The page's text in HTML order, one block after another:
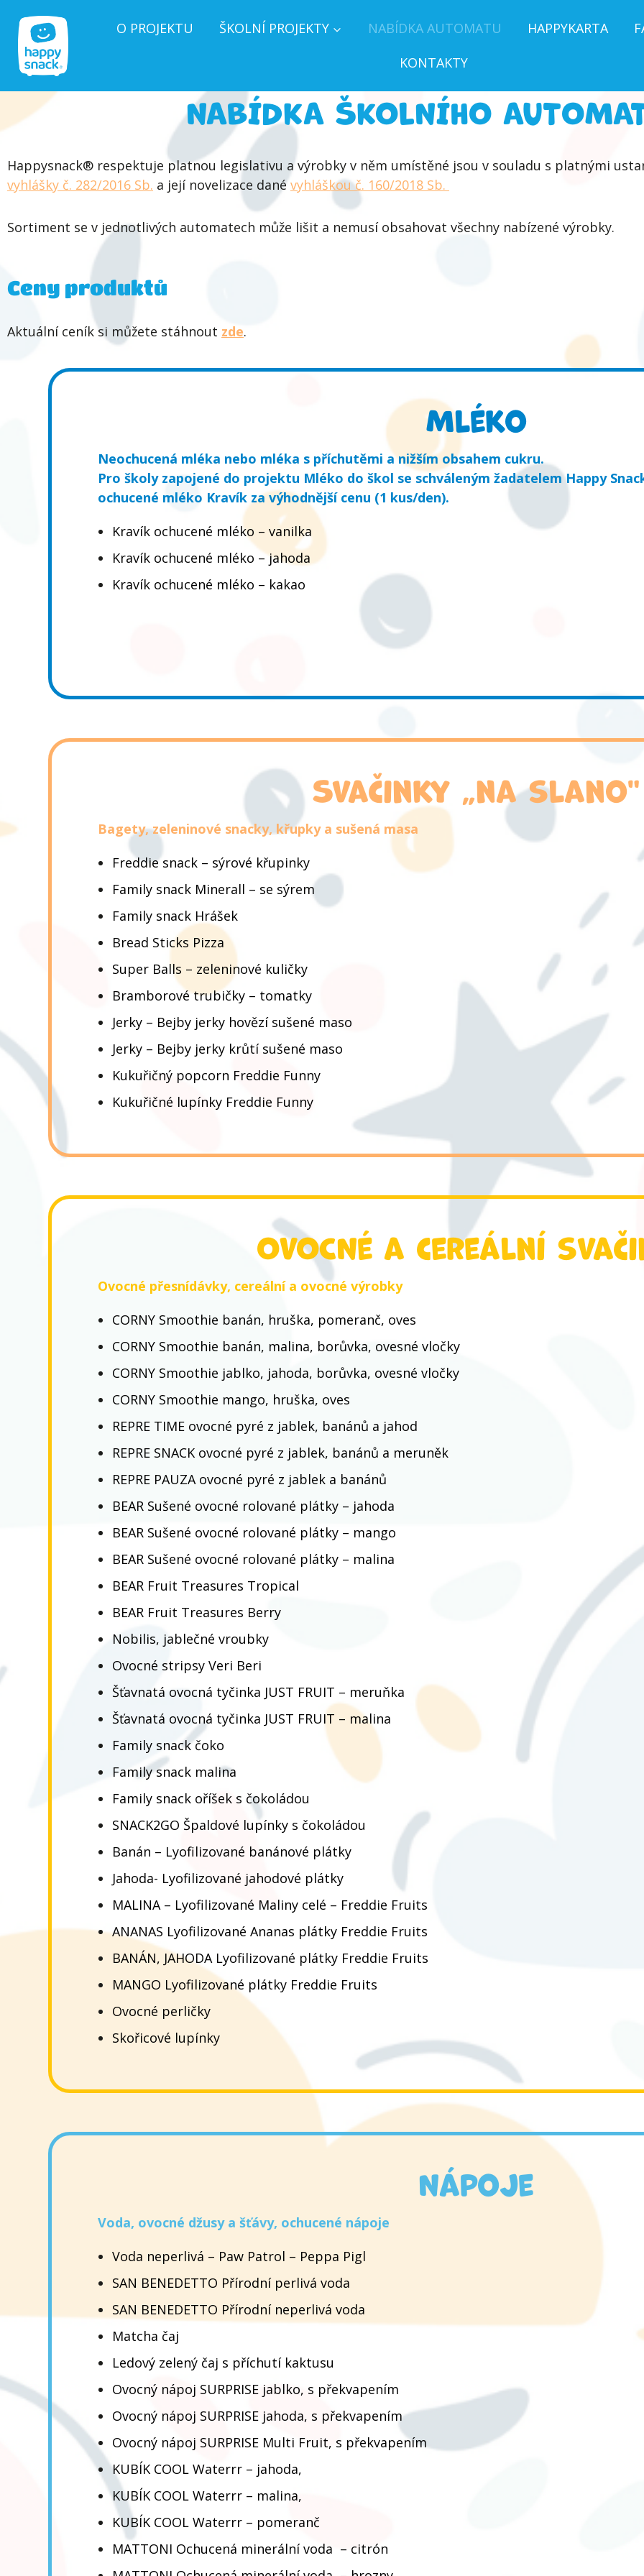
O PROJEKTU ŠKOLNÍ PROJEKTY NABÍDKA AUTOMATU HAPPYKARTA
KONTAKTY
NABÍDKA ŠKOLNÍHO
Happysnack® respektuje platnou legislativu a výrobky v něm umístěné jsou v souladu s platnými
vyhlášky č. 282/2016 Sb. a její novelizace danévyhláškou č. 160/2018 Sb.
Sortiment se v jednotlivých automatech může lišit a nemusí obsahovat všechny nabízené výrobky.
Ceny produktů
Aktuální ceník si můžete stáhnout zde.
Mléko
Neochucená mléka nebo mléka s příchutěmi a nižším obsahem cukru.
Pro školy zapojené do projektu Mléko do škol se schváleným žadatelem Happy
ochucené mléko Kravík zavýhodnější cenu (1 kus/den).
Kravík ochucené mléko – vanilka
Kravík ochucené mléko – jahoda
Kravík ochucené mléko – kakao
Svačinky „na slano"
Bagety, zeleninové snacky, křupky a sušená masa
Freddie snack – sýrové křupinky
Family snack Minerall – se sýrem
Family snack Hrášek
Bread Sticks Pizza
Super Balls – zeleninové kuličky
Bramborové trubičky – tomatky
Jerky – Bejby jerky hovězí sušené maso
Jerky – Bejby jerky krůtí sušené maso
Kukuřičný popcorn Freddie Funny
Kukuřičné lupínky Freddie Funny
OVOCNé a cereální
Ovocné přesnídávky, cereální a ovocné výrobky
CORNY Smoothie banán, hruška, pomeranč, oves
CORNY Smoothie banán, malina, borůvka, ovesné vločky
CORNY Smoothie jablko, jahoda, borůvka, ovesné vločky
CORNY Smoothie mango, hruška, oves
REPRE TIME ovocné pyré z jablek, banánů a jahod
REPRE SNACK ovocné pyré z jablek, banánů a meruněk
REPRE PAUZA ovocné pyré z jablek a banánů
BEAR Sušené ovocné rolované plátky – jahoda
BEAR Sušené ovocné rolované plátky – mango
BEAR Sušené ovocné rolované plátky – malina
BEAR Fruit Treasures Tropical
BEAR Fruit Treasures Berry
Nobilis, jablečné vroubky
Ovocné stripsy Veri Beri
Šťavnatá ovocná tyčinka JUST FRUIT – meruňka
Šťavnatá ovocná tyčinka JUST FRUIT – malina
Family snack čoko
Family snack malina
Family snack oříšek s čokoládou
SNACK2GO Špaldové lupínky s čokoládou
Banán – Lyofilizované banánové plátky
Jahoda- Lyofilizované jahodové plátky
MALINA – Lyofilizované Maliny celé – Freddie Fruits
ANANAS Lyofilizované Ananas plátky Freddie Fruits
BANÁN, JAHODA Lyofilizované plátky Freddie Fruits
MANGO Lyofilizované plátky Freddie Fruits
Ovocné perličky
Skořicové lupínky
Nápoje
Voda, ovocné džusy a šťávy, ochucené nápoje
Voda neperlivá – Paw Patrol – Peppa Pigl
SAN BENEDETTO Přírodní perlivá voda
SAN BENEDETTO Přírodní neperlivá voda
Matcha čaj
Ledový zelený čaj s příchutí kaktusu
Ovocný nápoj SURPRISE jablko, s překvapením
Ovocný nápoj SURPRISE jahoda, s překvapením
Ovocný nápoj SURPRISE Multi Fruit, s překvapením
KUBÍK COOL Waterrr – jahoda,
KUBÍK COOL Waterrr – malina,
KUBÍK COOL Waterrr – pomeranč
MATTONI Ochucená minerální voda – citrón